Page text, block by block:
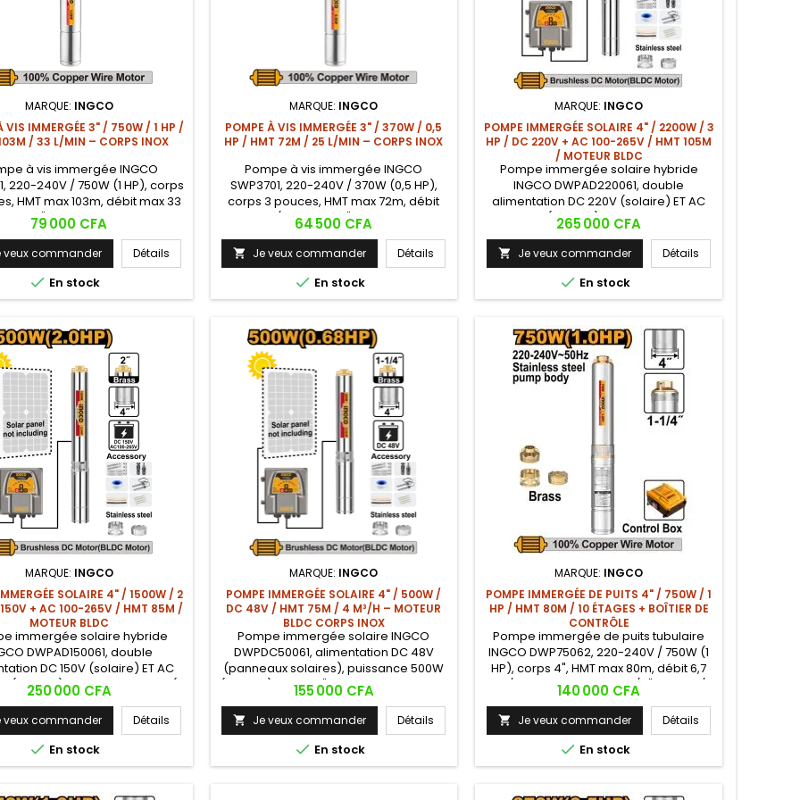
MARQUE: INGCO
VIS IMMERGÉE 3" / 750W / 1 HP /
/ 33 L/MIN – CORPS INOX
à vis immergée INGCO
220-240V / 750W (1 HP), corps
HMT max 103m, débit max 33
tuyau 1", moteur cuivre, corps
câble 9m. La pompe
plus puissante INGCO – atteint
profondeur dans les puits de
faible diamètre 3 pouces.
Prix
79 000 CFA
veux commander Détails
 En stock
MARQUE: INGCO
POMPE À VIS IMMERGÉE 3" / 370W / 0,5
HP / HMT 72M / 25 L/MIN – CORPS INOX
Pompe à vis immergée INGCO
SWP3701, 220-240V / 370W (0,5 HP),
corps 3 pouces, HMT max 72m, débit
max 25 L/min, tuyau 1", moteur cuivre,
corps acier inoxydable, câble 9m.
Technologie hélicoïdale à vis pour les
puits de faible diamètre (3") et les
hauteurs élevées. Solution pour les
forages étroits inaccessibles aux
Prix
64 500 CFA
 Je veux commander Détails
 En stock
MARQUE: INGCO
POMPE IMMERGÉE SOLAIRE 4" / 2200W / 3
HP / DC 220V + AC 100-265V / HMT 105M
/ MOTEUR BLDC
Pompe immergée solaire hybride
INGCO DWPAD220061, double
alimentation DC 220V (solaire) ET AC
100-265V (réseau), puissance 2200W
(3 HP), corps 4", HMT max 105m, débit
max 14,5 m³/h, tuyau 2", moteur BLDC
brushless sans balais, corps inox,
raccords laiton, chambre huile inox. La
pompe solaire la plus puissante et la
Prix
265 000 CFA
 Je veux commander Détails
 En stock
MARQUE: INGCO
SOLAIRE 4" / 1500W / 2
+ AC 100-265V / HMT 85M /
MOTEUR BLDC
immergée solaire hybride
DWPAD150061, double
DC 150V (solaire) ET AC
(réseau), puissance 1500W (2
4", HMT max 85m, débit max
m³/h, tuyau 2", moteur BLDC
sans balais, corps inox, sortie
laiton, chambre à huile inox. La
solaire hybride qui fonctionne
Prix
250 000 CFA
veux commander Détails
 En stock
MARQUE: INGCO
POMPE IMMERGÉE SOLAIRE 4" / 500W /
DC 48V / HMT 75M / 4 M³/H – MOTEUR
BLDC CORPS INOX
Pompe immergée solaire INGCO
DWPDC50061, alimentation DC 48V
(panneaux solaires), puissance 500W
(0,68 HP), corps 4", HMT max 75m, débit
max 4 m³/h, tuyau 1-1/4", moteur BLDC
(brushless à courant continu) sans
balais pour longévité maximale, corps
de pompe acier inoxydable, sortie /
entrée / chambre à huile laiton.
Prix
155 000 CFA
 Je veux commander Détails
 En stock
MARQUE: INGCO
POMPE IMMERGÉE DE PUITS 4" / 750W / 1
HP / HMT 80M / 10 ÉTAGES + BOÎTIER DE
CONTRÔLE
Pompe immergée de puits tubulaire
INGCO DWP75062, 220-240V / 750W (1
HP), corps 4", HMT max 80m, débit 6,7
m³/h, 10 étages, tuyau 1-1/4", entrée /
sortie / chambre à huile laiton, moteur
cuivre, boîtier de contrôle inclus.
Version complète avec boîtier du
DWP7501.
Prix
140 000 CFA
 Je veux commander Détails
 En stock